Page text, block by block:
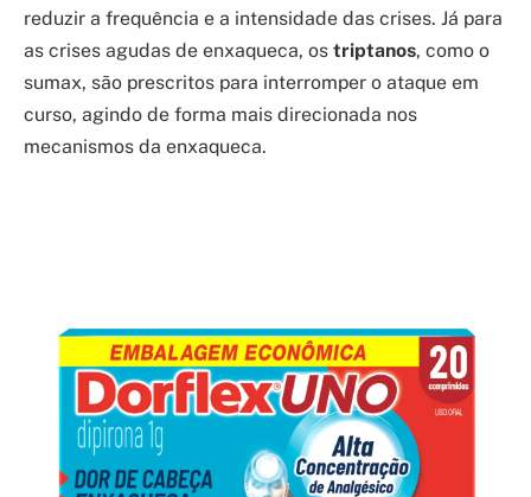
reduzir a frequência e a intensidade das crises. Já para
as crises agudas de enxaqueca, os triptanos, como o
sumax, são prescritos para interromper o ataque em
curso, agindo de forma mais direcionada nos
mecanismos da enxaqueca.